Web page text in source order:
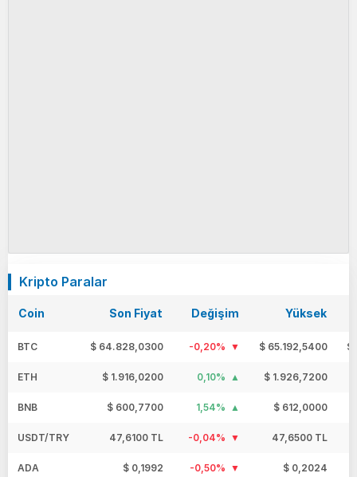
Kripto Paralar
Coin Son Fiyat Değişim Yüksek
BTC $ 64.828,0300 -0,20% $ 65.192,5400 $
ETH $ 1.916,0200 0,10% $ 1.926,7200
BNB $ 600,7700 1,54% $ 612,0000
USDT/TRY 47,6100 TL -0,04% 47,6500 TL
ADA $ 0,1992 -0,50% $ 0,2024